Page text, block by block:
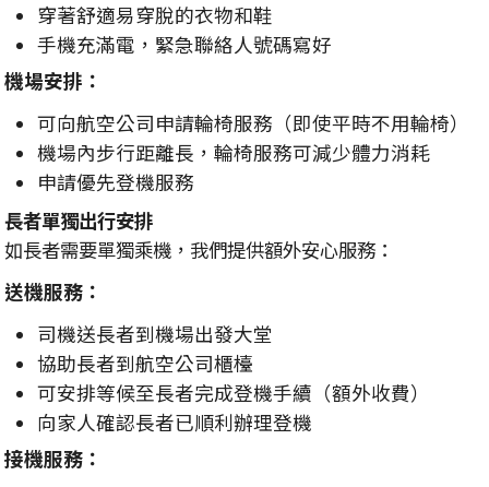
穿著舒適易穿脫的衣物和鞋
手機充滿電，緊急聯絡人號碼寫好
機場安排：
可向航空公司申請輪椅服務（即使平時不用輪椅）
機場內步行距離長，輪椅服務可減少體力消耗
申請優先登機服務
長者單獨出行安排
如長者需要單獨乘機，我們提供額外安心服務：
送機服務：
司機送長者到機場出發大堂
協助長者到航空公司櫃檯
可安排等候至長者完成登機手續（額外收費）
向家人確認長者已順利辦理登機
接機服務：